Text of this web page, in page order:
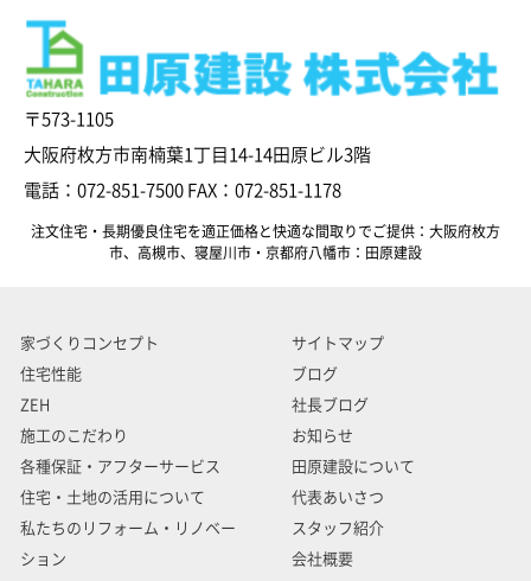
〒573-1105
大阪府枚方市南楠葉1丁目14-14田原ビル3階
電話：072-851-7500 FAX：072-851-1178
注文住宅・長期優良住宅を適正価格と快適な間取りでご提供：大阪府枚方
市、高槻市、寝屋川市・京都府八幡市：田原建設
家づくりコンセプト
住宅性能
ZEH
施工のこだわり
各種保証・アフターサービス
住宅・土地の活用について
私たちのリフォーム・リノベー
ション
サイトマップ
ブログ
社長ブログ
お知らせ
田原建設について
代表あいさつ
スタッフ紹介
会社概要